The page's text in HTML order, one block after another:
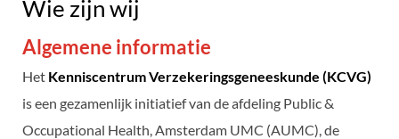
Wie zijn wij
Algemene informatie
Het Kenniscentrum Verzekeringsgeneeskunde (KCVG)
is een gezamenlijk initiatief van de afdeling Public &
Occupational Health, Amsterdam UMC (AUMC), de